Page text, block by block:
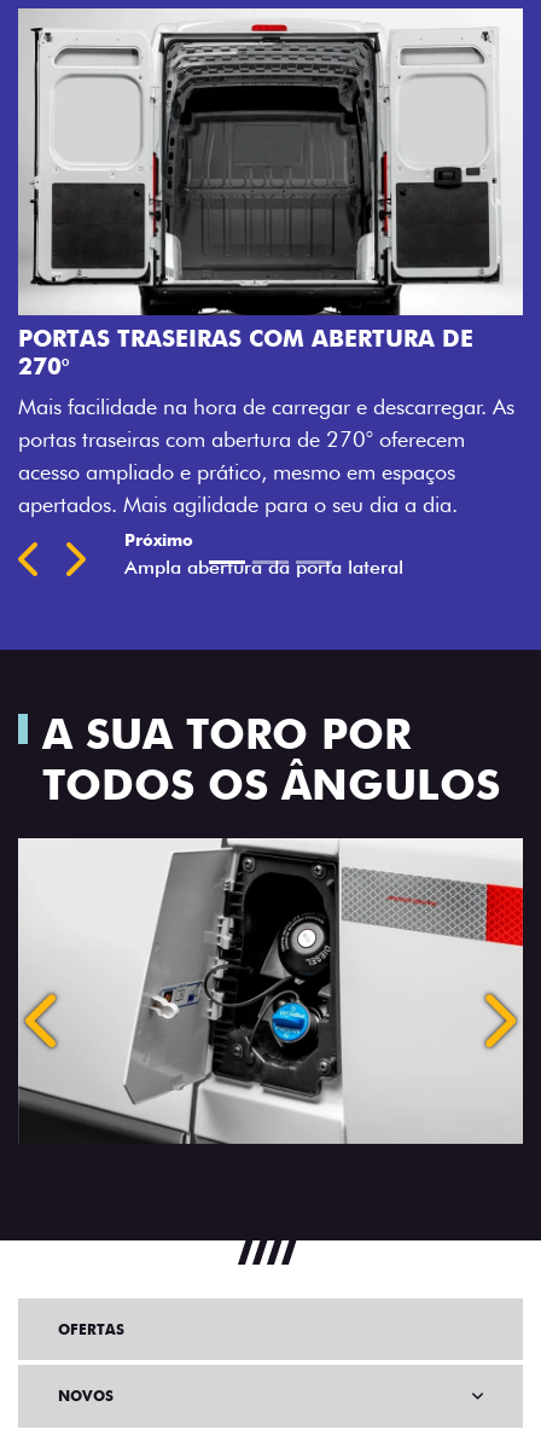
DE
descarregar. As
oferecem
espaços
dia a dia.
AMPLA ABERTURA DA PORTA
Mais versatilidade para o seu
abertura da porta lateral do Novo
trabalho mais eficiente, onde quer que
Previous
A SUA TORO POR
TODOS OS ÂNGULOS
Anterior
OFERTAS
NOVOS